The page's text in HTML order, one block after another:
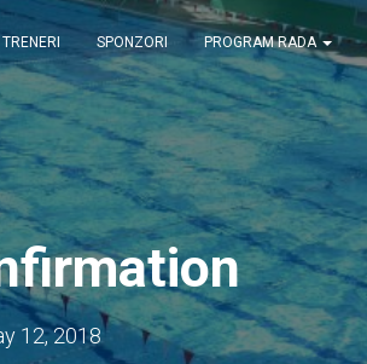
SPONZORI PROGRAM RADA
12, 2018